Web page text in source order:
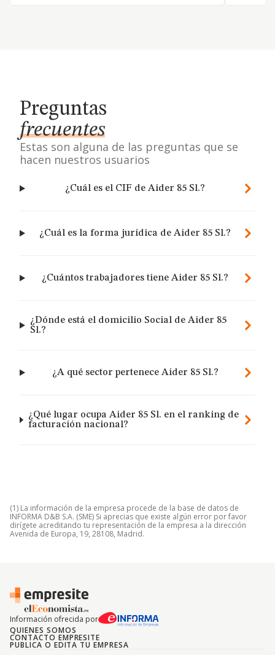
Preguntas
frecuentes
Estas son alguna de las preguntas que se
hacen nuestros usuarios
¿Cuál es el CIF de Aider 85 Sl.?
¿Cuál es la forma jurídica de Aider 85 Sl.?
¿Cuántos trabajadores tiene Aider 85 Sl.?
¿Dónde está el domicilio Social de Aider 85
Sl.?
¿A qué sector pertenece Aider 85 Sl.?
¿Qué lugar ocupa Aider 85 Sl. en el ranking de
facturación nacional?
(1) La información de la empresa procede de la base de datos de
INFORMA D&B S.A. (SME) Si aprecias que existe algún error por favor
dirígete acreditando tu representación de la empresa a la dirección
Avenida de Europa, 19, 28108, Madrid.
Información ofrecida por
QUIENES SOMOS
CONTACTO EMPRESITE
PUBLICA O EDITA TU EMPRESA